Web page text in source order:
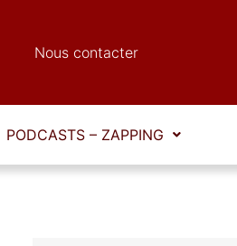
Nous contacter
PODCASTS – ZAPPING